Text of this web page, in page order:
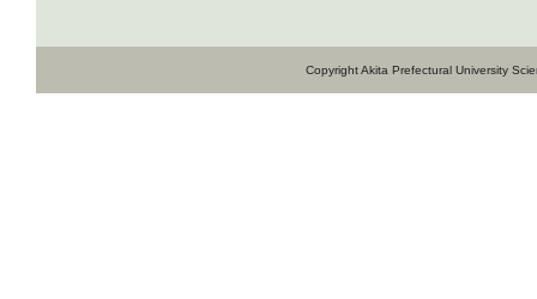
Copyright Akita Prefectural University